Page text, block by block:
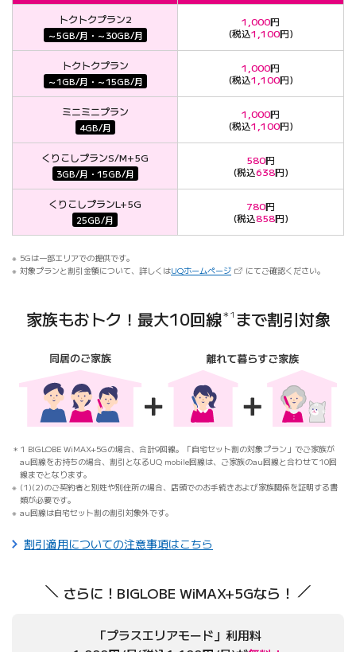
トクトクプラン2
～5GB/月・～30GB/月
1,000円
(税込1,100円)
トクトクプラン
～1GB/月・～15GB/月
1,000円
(税込1,100円)
ミニミニプラン
4GB/月
1,000円
(税込1,100円)
くりこしプランS/M+5G
3GB/月・15GB/月
580円
(税込638円)
くりこしプランL+5G
25GB/月
780円
(税込858円)
5Gは一部エリアでの提供です。
対象プランと割引金額について、詳しくはUQホームページ（新しいタブで開きます）
にてご確認ください。
家族もおトク！ 最大10回線＊1 まで割引対象
1 BIGLOBE WiMAX+5Gの場合、合計9回線。「自宅セット割の対象プラン」でご家族が
au回線をお持ちの場合、割引となるUQ mobile回線は、ご家族のau回線と合わせて10回
線までとなります。
(1)(2)のご契約者と別姓や別住所の場合、店頭でのお手続きおよび家族関係を証明する書
類が必要です。
au回線は自宅セット割の割引対象外です。
割引適用についての注意事項はこちら
さらに！BIGLOBE WiMAX+5Gなら！
「プラスエリアモード」利用料